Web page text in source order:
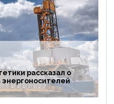
рассказал о
энергоносителей